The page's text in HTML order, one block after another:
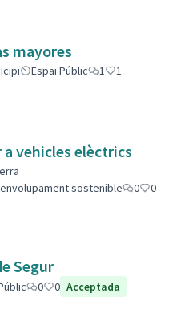
mayores
Espai Públic 1
1
vehicles elèctrics
sostenible
0
0
Segur
0 0 Acceptada